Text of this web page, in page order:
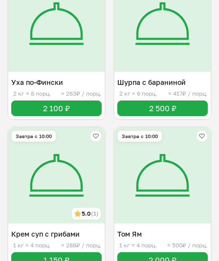
Уха по-Фински
2 кг ≈ 8 порц. ≈ 263₽ / порц.
2 100 ₽
Шурпа с бараниной
2 кг ≈ 6 порц. ≈ 417₽ / порц.
2 500 ₽
Завтра c 10:00
5.0(1)
Крем суп с грибами
1 кг ≈ 4 порц. ≈ 288₽ / порц.
Завтра c 10:00
Том Ям
1 кг ≈ 4 порц. ≈ 500₽ / порц.